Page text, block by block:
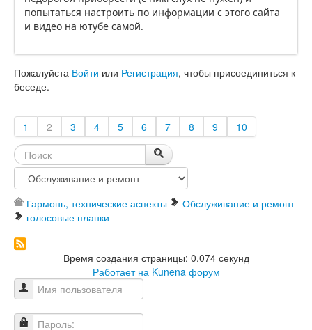
попытаться настроить по информации с этого сайта
и видео на ютубе самой.
Пожалуйста Войти или Регистрация, чтобы присоединиться к
беседе.
1 2 3 4 5 6 7 8 9 10
Гармонь, технические аспекты
Обслуживание и ремонт
голосовые планки
Время создания страницы: 0.074 секунд
Работает на Kunena форум
Имя пользователя